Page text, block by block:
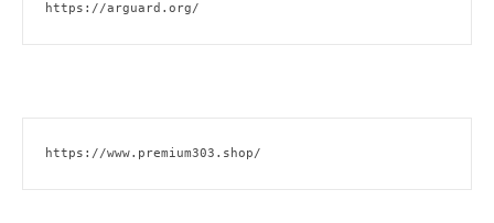
https://arguard.org/
https://www.premium303.shop/